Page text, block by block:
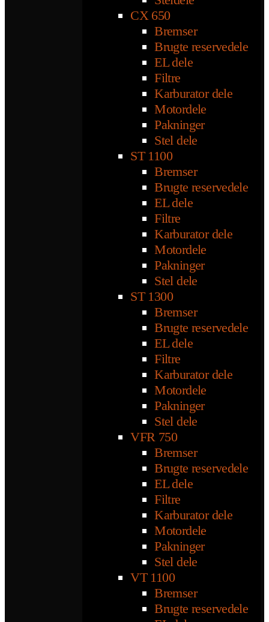
CX 650
Bremser
Brugte reservedele
EL dele
Filtre
Karburator dele
Motordele
Pakninger
Stel dele
ST 1100
Bremser
Brugte reservedele
EL dele
Filtre
Karburator dele
Motordele
Pakninger
Stel dele
ST 1300
Bremser
Brugte reservedele
EL dele
Filtre
Karburator dele
Motordele
Pakninger
Stel dele
VFR 750
Bremser
Brugte reservedele
EL dele
Filtre
Karburator dele
Motordele
Pakninger
Stel dele
VT 1100
Bremser
Brugte reservedele